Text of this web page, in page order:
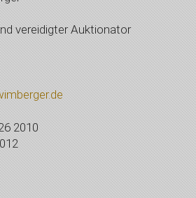
vereidigter Auktionator
2010